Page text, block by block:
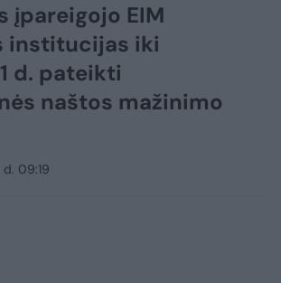
įpareigojo EIM
institucijas iki
d. pateikti
naštos mažinimo
09:19